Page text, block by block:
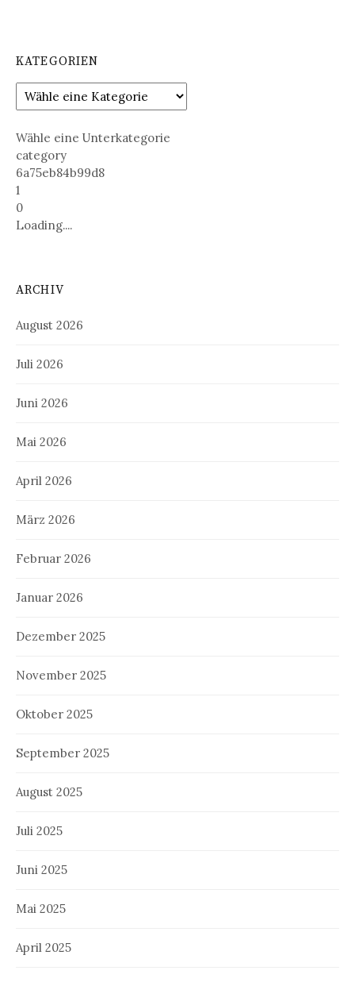
KATEGORIEN
Wähle eine Unterkategorie
category
6a75eb84b99d8
1
0
Loading....
ARCHIV
August 2026
Juli 2026
Juni 2026
Mai 2026
April 2026
März 2026
Februar 2026
Januar 2026
Dezember 2025
November 2025
Oktober 2025
September 2025
August 2025
Juli 2025
Juni 2025
Mai 2025
April 2025